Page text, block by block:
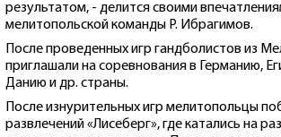
результатом, - делится своими
мелитопольской команды Р. Ибрагимов.
После проведенных игр гандболистов из
приглашали на соревнования в Германию,
Данию и др. страны.
После изнурительных игр мелитопольцы
развлечений «Лисеберг», где катались на